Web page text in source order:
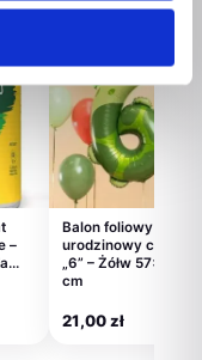
–
Balon foliowy
urodzinowy cyfra
„6” – Żółw 57×86
cm
21,00zł